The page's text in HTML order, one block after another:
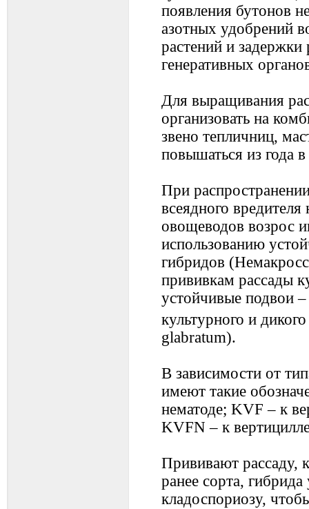
появления бутонов
азотных удобрений
растений и задержки
генеративных
Для выращивания
организовать на
звено тепличниц,
повышаться из года в
При
всеядного
овощеводов возрос
использованию
гибридов
прививкам рассады
устойчивые подвои
культурного и
glabratum).
В зависимости от
имеют такие
нематоде; KVF – к
KVFN – к
Прививают рассаду,
ранее сорта,
кладоспориозу,